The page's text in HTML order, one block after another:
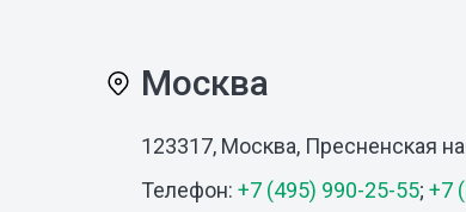
Москва
123317, Москва, Пресненская
Телефон: +7 (495) 990-25-55; +7